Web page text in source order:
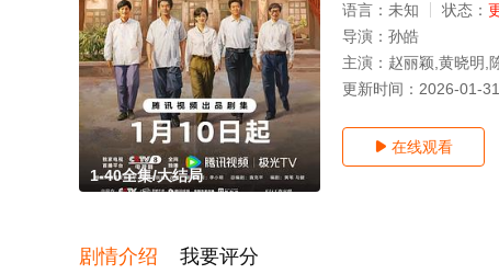
1-40全集/大结局
语言： 未知 状态：
导演： 孙皓
主演： 赵丽颖,黄晓明,
更新时间： 2026-01-31
 在线观看
剧情介绍 我要评分